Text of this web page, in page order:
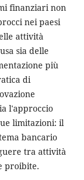
finanziari non
nei paesi
attività
sia delle
più
di
l'approccio
limitazioni: il
bancario
tra attività
proibite.